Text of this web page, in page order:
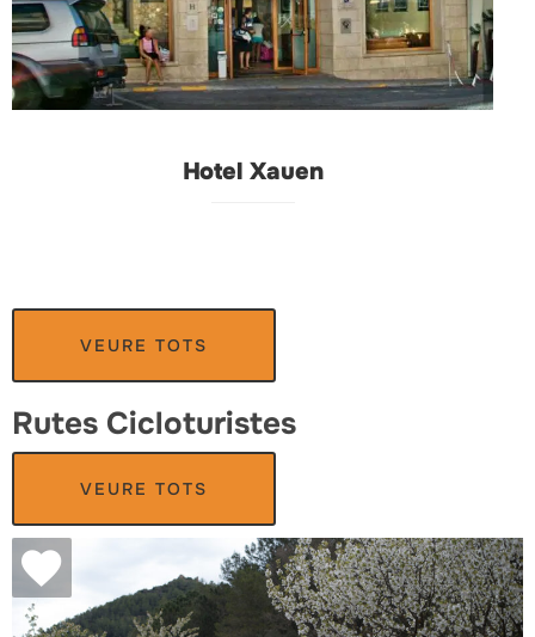
Hotel Xauen
VEURE TOTS
Rutes Cicloturistes
VEURE TOTS